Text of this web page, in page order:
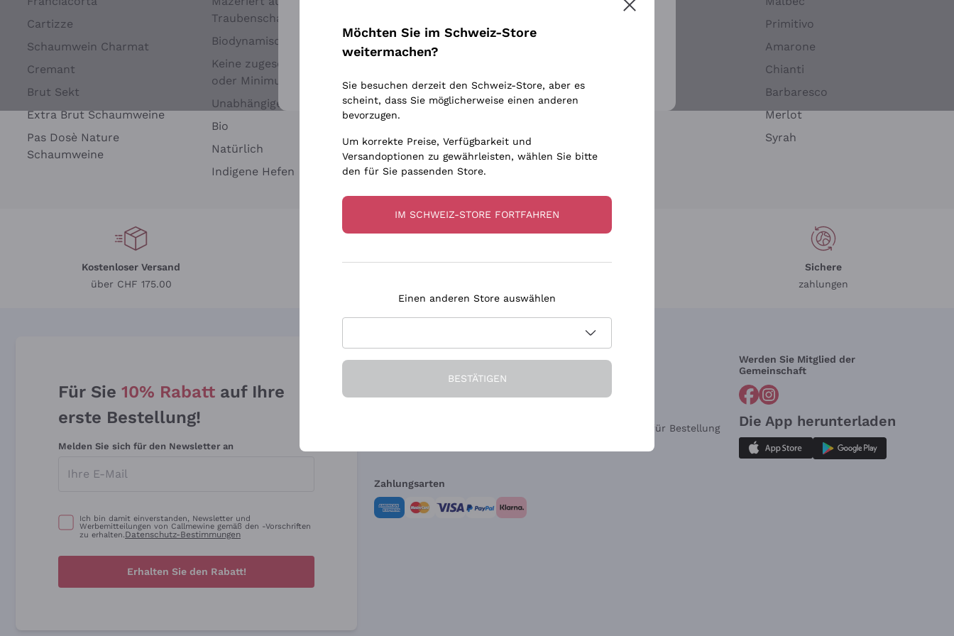
Cartizze
Schaumwein Charmat
Cremant
Brut Sekt
Extra Brut Schaumweine
Pas Dosè Nature
Schaumweine
Traubenschalen
Biodynamisch
Keine zugesetzten Sulfite
oder Minimum
Unabhängige Weinbauern
Bio
Natürlich
Indigene Hefen
Biondi Santi
Argiolas
Zenato
Ca' dei Frati
Chardonnay
Primitivo
Amarone
Chianti
Barbaresco
Merlot
Syrah
Kostenloser Versand
über CHF 175.00
Sichere
zahlungen
Für Sie 10% Rabatt auf Ihre
erste Bestellung!
Melden Sie sich für den Newsletter an
Ich bin damit einverstanden, Newsletter und
Werbemitteilungen von Callmewine gemäß den -Vorschriften
zu erhalten.Datenschutz-Bestimmungen
Erhalten Sie den Rabatt!
Die Firma Brauchen Sie Hilfe?
Widerrufsformular für Bestellung
Werden Sie Mitglied der
Gemeinschaft
Die App herunterladen
Zahlungsarten
Weitere Informationen finden Sie in unserem Datenschutz-Bestimmungen
Möchten Sie im Schweiz-Store
weitermachen?
Sie besuchen derzeit den Schweiz-Store, aber es
scheint, dass Sie möglicherweise einen anderen
bevorzugen.
Um korrekte Preise, Verfügbarkeit und
Versandoptionen zu gewährleisten, wählen Sie bitte
den für Sie passenden Store.
IM SCHWEIZ-STORE FORTFAHREN
Einen anderen Store auswählen
BESTÄTIGEN